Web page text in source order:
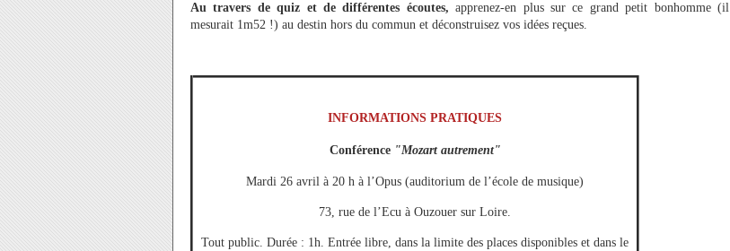
Au travers de quiz et de différentes écoutes, apprenez-en plus sur ce grand petit bonhomme (il
mesurait 1m52 !) au destin hors du commun et déconstruisez vos idées reçues.
INFORMATIONS PRATIQUES
Conférence "Mozart autrement"
Mardi 26 avril à 20 h à l’Opus (auditorium de l’école de musique)
73, rue de l’Ecu à Ouzouer sur Loire.
Tout public. Durée : 1h. Entrée libre, dans la limite des places disponibles et dans le